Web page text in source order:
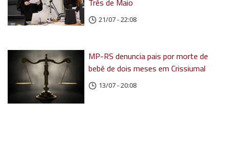
Três de Maio
21/07 - 22:08
MP-RS denuncia pais por morte de
bebê de dois meses em Crissiumal
13/07 - 20:08